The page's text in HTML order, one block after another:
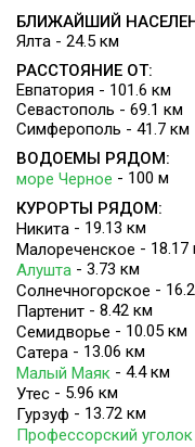
БЛИЖАЙШИЙ
Ялта - 24.5 км
РАССТОЯНИЕ ОТ:
Евпатория - 101.6 км
Севастополь - 69.1 км
Симферополь - 41.7 км
ВОДОЕМЫ РЯДОМ:
море Черное - 100 м
КУРОРТЫ РЯДОМ:
Никита - 19.13 км
Малореченское - 18.17
Алушта - 3.73 км
Солнечногорское -
Партенит - 8.42 км
Семидворье - 10.05 км
Сатера - 13.06 км
Малый Маяк - 4.4 км
Утес - 5.96 км
Гурзуф - 13.72 км
Профессорский уголок